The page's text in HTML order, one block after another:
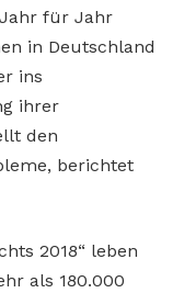
für Jahr
in Deutschland
ins
ihrer
den
berichtet
2018“ leben
als 180.000